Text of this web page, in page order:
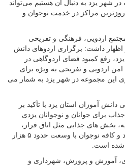
در شهر یزد به دنبال آن هستیم می‌تواند
مراکز در خدمت نوجوان و
اردویی، فرهنگی و تفریحی
داشت: برگزاری اردوهای دانش
رفع کمبود فضای اردوگاهی در
اردویی و تفریحی به ویژه برای
این مجموعه در شهر یزد به شمار می
آموزان استان یزد با تأکید بر
برای جوانان و نوجوانان یزدی
بخش های جذابی مثل اتاق فرار،
بازیهای فکری، هیجانی، شافل برد و کافه نوجوان با وسعت حدود ۵ هزار
شده است.
آموزش و پرورش، شهرداری و